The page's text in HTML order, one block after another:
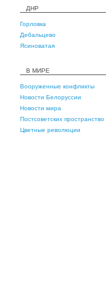
ДНР
Горловка
Дебальцево
Ясиноватая
В МИРЕ
Вооруженные конфликты
Новости Белоруссии
Новости мира
Постсоветских пространство
Цветные революции